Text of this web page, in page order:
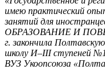
имею практический
занятий для
ОБРАЗОВАНИЕ И
г. закончила
школу И–ІІІ ступеней
ВУЗ Укоопсоюза